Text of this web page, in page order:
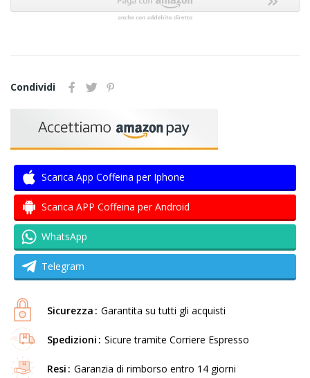
Condividi
Scarica App Coffeina per Iphone
Scarica APP Coffeina per Android
WhatsApp
Telegram
Sicurezza Garantita su tutti gli acquisti
Spedizioni Sicure tramite Corriere Espresso
Resi Garanzia di rimborso entro 14 giorni